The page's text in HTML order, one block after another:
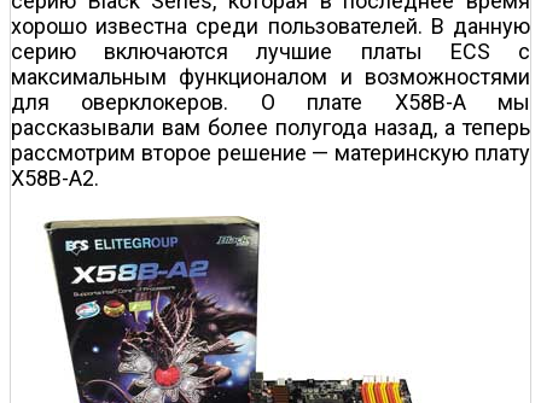
хорошо известна среди пользователей. В данную
серию включаются лучшие платы ECS с
максимальным функционалом и возможностями
для оверклокеров. О плате X58B-A мы
рассказывали вам более полугода назад, а теперь
рассмотрим второе решение — материнскую плату
X58B-A2.